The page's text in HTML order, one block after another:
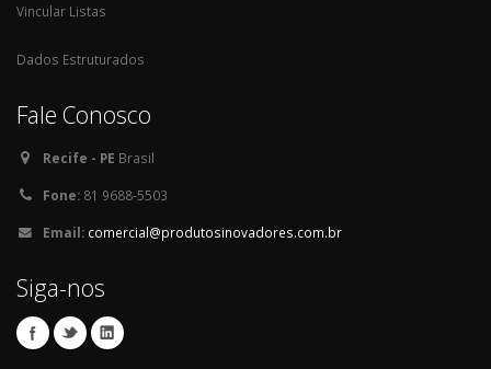
Vincular Listas
Dados Estruturados
Fale Conosco
Recife - PE Brasil
Fone: 81 9688-5503
Email: comercial@produtosinovadores.com.br
Siga-nos